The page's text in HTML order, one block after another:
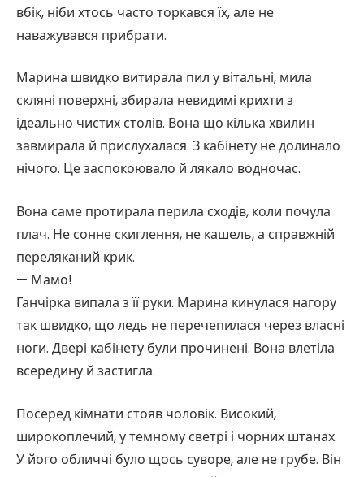
вбік, ніби хтось часто торкався їх, але не
наважувався прибрати.
Марина швидко витирала пил у вітальні, мила
скляні поверхні, збирала невидимі крихти з
ідеально чистих столів. Вона що кілька хвилин
завмирала й прислухалася. З кабінету не долинало
нічого. Це заспокоювало й лякало водночас.
Вона саме протирала перила сходів, коли почула
плач. Не сонне скиглення, не кашель, а справжній
переляканий крик.
— Мамо!
Ганчірка випала з її руки. Марина кинулася нагору
так швидко, що ледь не перечепилася через власні
ноги. Двері кабінету були прочинені. Вона влетіла
всередину й застигла.
Посеред кімнати стояв чоловік. Високий,
широкоплечий, у темному светрі і чорних штанах.
У його обличчі було щось суворе, але не грубе. Він